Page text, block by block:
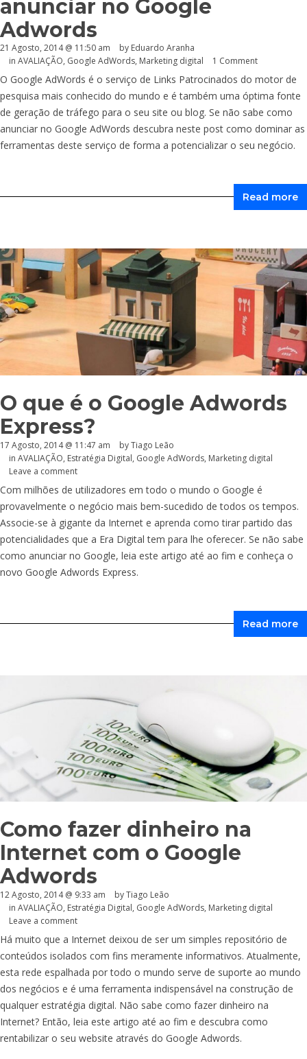
anunciar no Google
Adwords
21 Agosto, 2014 @ 11:50 am by Eduardo Aranha
in AVALIAÇÃO, Google AdWords, Marketing digital 1 Comment
O Google AdWords é o serviço de Links Patrocinados do motor de
pesquisa mais conhecido do mundo e é também uma óptima fonte
de geração de tráfego para o seu site ou blog. Se não sabe como
anunciar no Google AdWords descubra neste post como dominar as
ferramentas deste serviço de forma a potencializar o seu negócio.
Read more
O que é o Google Adwords
Express?
17 Agosto, 2014 @ 11:47 am
by Tiago Leão
in AVALIAÇÃO, Estratégia Digital, Google AdWords, Marketing digital
Leave a comment
Com milhões de utilizadores em todo o mundo o Google é
provavelmente o negócio mais bem-sucedido de todos os tempos.
Associe-se à gigante da Internet e aprenda como tirar partido das
potencialidades que a Era Digital tem para lhe oferecer. Se não sabe
como anunciar no Google, leia este artigo até ao fim e conheça o
novo Google Adwords Express.
Read more
Como fazer dinheiro na
Internet com o Google
Adwords
12 Agosto, 2014 @ 9:33 am
by Tiago Leão
in AVALIAÇÃO, Estratégia Digital, Google AdWords, Marketing digital
Leave a comment
Há muito que a Internet deixou de ser um simples repositório de
conteúdos isolados com fins meramente informativos. Atualmente,
esta rede espalhada por todo o mundo serve de suporte ao mundo
dos negócios e é uma ferramenta indispensável na construção de
qualquer estratégia digital. Não sabe como fazer dinheiro na
Internet? Então, leia este artigo até ao fim e descubra como
rentabilizar o seu website através do Google Adwords.